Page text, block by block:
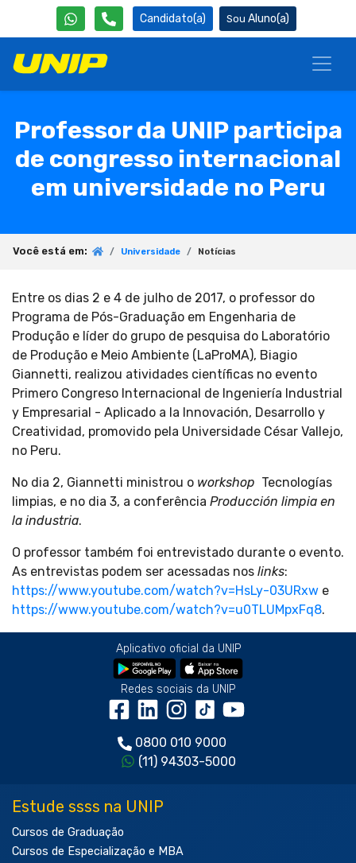
Candidato(a) Aluno(a)
Professor da UNIP participa
de congresso internacional
em universidade no Peru
Você está em: Universidade Notícias
Entre os dias 2 e 4 de julho de 2017, o professor do
Programa de Pós-Graduação em Engenharia de
Produção e líder do grupo de pesquisa do Laboratório
de Produção e Meio Ambiente (LaProMA), Biagio
Giannetti, realizou atividades científicas no evento
Primero Congreso Internacional de Ingeniería Industrial
y Empresarial - Aplicado a la Innovación, Desarrollo y
Creatividad, promovido pela Universidade César Vallejo,
no Peru.
No dia 2, Giannetti ministrou o workshop Tecnologías
limpias, e no dia 3, a conferência Producción limpia en
la industria.
O professor também foi entrevistado durante o evento.
As entrevistas podem ser acessadas nos links:
https://www.youtube.com/watch?v=HsLy-03URxw e
https://www.youtube.com/watch?v=u0TLUMpxFq8.
Aplicativo oficial da UNIP
Redes sociais da UNIP
0800 010 9000
(11) 94303-5000
Estude ssss na UNIP
Cursos de Graduação
Cursos de Especialização e MBA